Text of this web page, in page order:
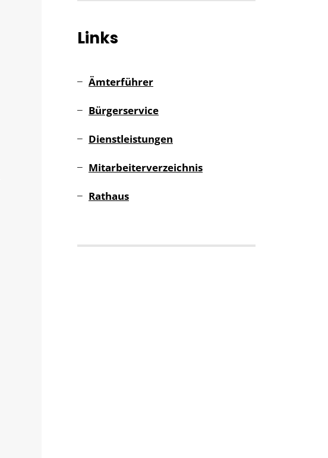
Links
Ämterführer
Bürgerservice
Dienstleistungen
Mitarbeiterverzeichnis
Rathaus